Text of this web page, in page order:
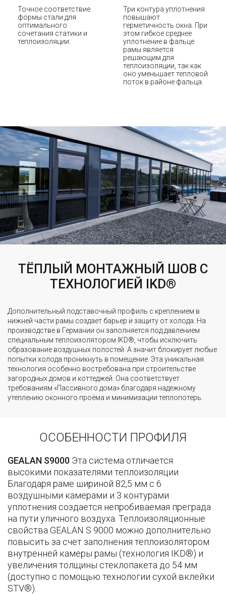
Точное соответствие
формы стали для
оптимального
сочетания статики и
теплоизоляции.
Три контура уплотнения
повышают
герметичность окна. При
этом гибкое среднее
уплотнение в фальце
рамы является
решающим для
теплоизоляции, так как
оно уменьшает тепловой
поток в районе фальца.
ТЁПЛЫЙ МОНТАЖНЫЙ ШОВ С
ТЕХНОЛОГИЕЙ IKD®
Дополнительный подставочный профиль с креплением в
нижней части рамы создает барьер и защиту от холода. На
производстве в Германии он заполняется под давлением
специальным теплоизолятором IKD®, чтобы исключить
образование воздушных полостей. А значит блокирует любые
попытки холода проникнуть в помещение. Эта уникальная
технология особенно востребована при строительстве
загородных домов и коттеджей. Она соответствует
требованиям «Пассивного дома» благодаря надежному
утеплению оконного проёма и минимизации теплопотерь.
ОСОБЕННОСТИ ПРОФИЛЯ
GEALAN S9000 Эта система отличается
высокими показателями теплоизоляции.
Благодаря раме шириной 82,5 мм с 6
воздушными камерами и 3 контурами
уплотнения создается непробиваемая преграда
на пути уличного воздуха. Теплоизоляционные
свойства GEALAN S 9000 можно дополнительно
повысить за счет заполнения теплоизолятором
внутренней камеры рамы (технология IKD®) и
увеличения толщины стеклопакета до 54 мм
(доступно с помощью технологии сухой вклейки
STV®).